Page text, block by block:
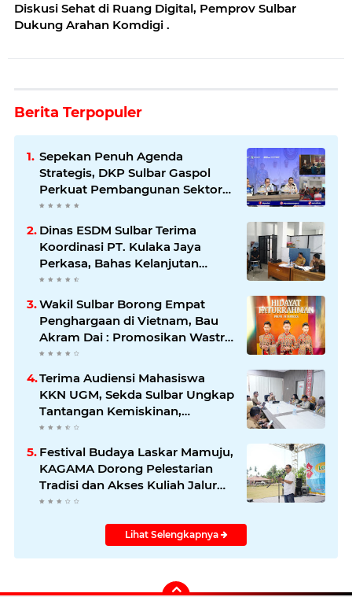
‎Diskusi Sehat di Ruang Digital, Pemprov Sulbar
Dukung Arahan Komdigi .
Berita Terpopuler
Sepekan Penuh Agenda
Strategis, DKP Sulbar Gaspol
Perkuat Pembangunan Sektor
Kelautan dan Perikanan
Dinas ESDM Sulbar Terima
Koordinasi PT. Kulaka Jaya
Perkasa, Bahas Kelanjutan
Pengelolaan IUP
Wakil Sulbar Borong Empat
Penghargaan di Vietnam, Bau
Akram Dai : Promosikan Wastra
dan Budaya Sulawesi Barat ke
Panggung Dunia
Terima Audiensi Mahasiswa
KKN UGM, Sekda Sulbar Ungkap
Tantangan Kemiskinan,
Stunting, dan Pendidikan
Festival Budaya Laskar Mamuju,
KAGAMA Dorong Pelestarian
Tradisi dan Akses Kuliah Jalur
Afirmasi di UGM
Lihat Selengkapnya